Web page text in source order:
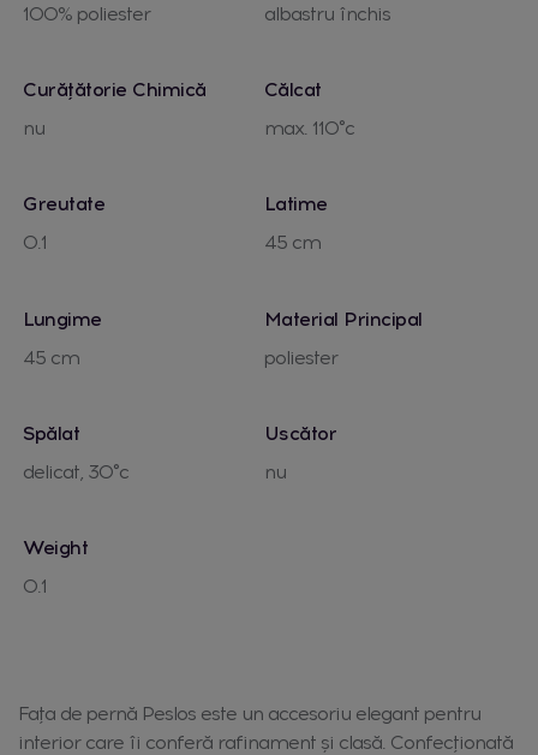
100% poliester
albastru închis
Curățătorie Chimică
nu
Călcat
max. 110°c
Greutate
0.1
Latime
45 cm
Lungime
45 cm
Material Principal
poliester
Spălat
delicat, 30°c
Uscător
nu
Weight
0.1
Fața de pernă Peslos este un accesoriu elegant pentru
interior care îi conferă rafinament și clasă. Confecționată